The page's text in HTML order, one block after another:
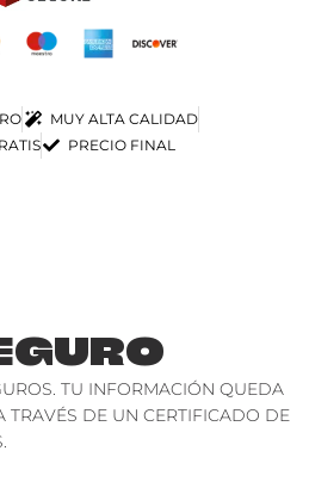
MUY ALTA CALIDAD
PRECIO FINAL
TU INFORMACIÓN QUEDA
TRAVÉS DE UN CERTIFICADO DE